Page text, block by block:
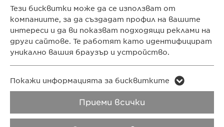
КОНТАКТ
Телефон: +359 2 962 12 00
e-mail:info@ewopharma.bg
ПОВЕРИТЕЛНОСТ
ПОЛИТИКА НА
БИСКВИТКИТЕ
потребителите.
Продължителност 1 day
Цел Generates statistical data.
Име vuid
Vimeo
Тези бисквитки може да се използват от
компаниите, за да създадат профил на вашите
интереси и да ви показват подходящи реклами на
други сайтове. Те работят като идентифицират
уникално вашия браузър и устройство.
Име LinkedIn
LinkedIn
Покажи информацията за бисквитките
Приеми всички